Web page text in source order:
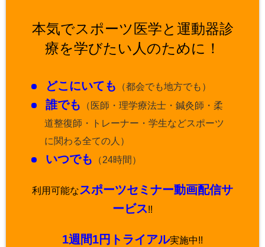
本気でスポーツ医学と運動器診
療を学びたい人のために！
どこにいても （都会でも地方でも）
誰でも （医師・理学療法士・鍼灸師・柔
道整復師・トレーナー・学生などスポーツ
に関わる全ての人）
いつでも （24時間）
利用可能なスポーツセミナー動画配信サ
ービス!!
1週間1円トライアル実施中!!